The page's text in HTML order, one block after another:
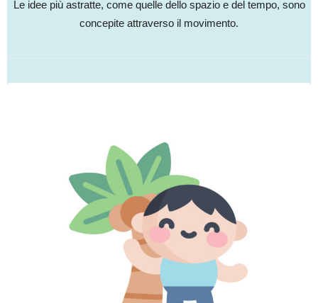
Le idee più astratte, come quelle dello spazio e del tempo, sono
concepite attraverso il movimento.